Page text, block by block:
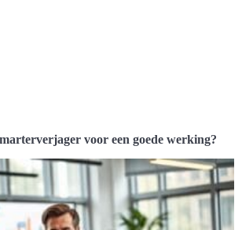
voor een goede werking?